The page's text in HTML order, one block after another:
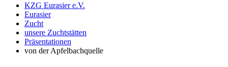
KZG Eurasier e.V.
Eurasier
Zucht
unsere Zuchtstätten
Präsentationen
von der Apfelbachquelle